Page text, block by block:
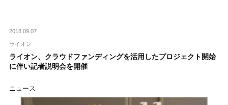
2018.09.07
ライオン
ライオン、クラウドファンディングを活用したプロジェクト開始
に伴い記者説明会を開催
ニュース